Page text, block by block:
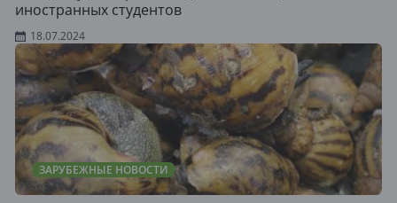
иностранных студентов
18.07.2024
ЗАРУБЕЖНЫЕ НОВОСТИ